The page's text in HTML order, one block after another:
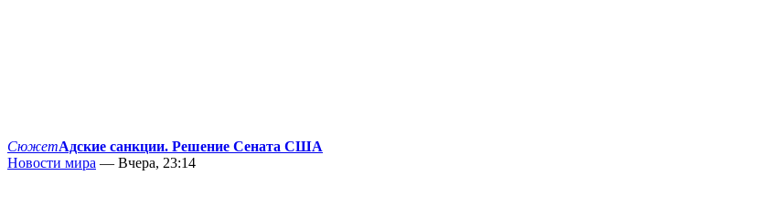
СюжетАдские санкции. Решение Сената США
Новости мира — Вчера, 23:14